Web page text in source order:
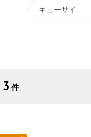
キューサイ
3 件